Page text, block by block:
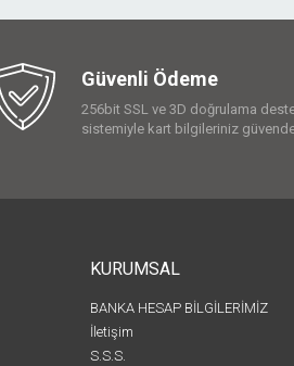
Güvenli Ödeme
256bit SSL ve 3D doğrulama
sistemiyle kart bilgileriniz
KURUMSAL
BANKA HESAP BİLGİLERİMİZ
İletişim
S.S.S.